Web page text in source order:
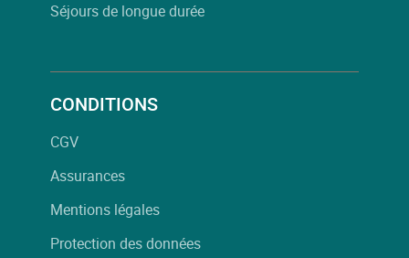
Séjours de longue durée
CONDITIONS
CGV
Assurances
Mentions légales
Protection des données